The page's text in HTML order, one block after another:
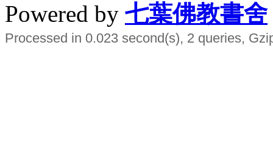
Powered by 七葉佛教書舍
Processed in 0.023 second(s), 2 queries,